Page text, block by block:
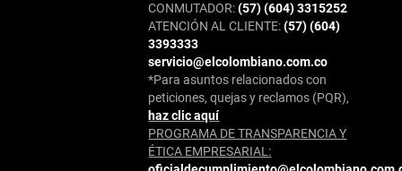
CONMUTADOR:(57) (604) 3315252
ATENCIÓN AL CLIENTE:(57) (604)
3393333
servicio@elcolombiano.com.co
*Para asuntos relacionados con
peticiones, quejas y reclamos (PQR),
haz clic aquí
PROGRAMA DE TRANSPARENCIA Y
ÉTICA EMPRESARIAL: